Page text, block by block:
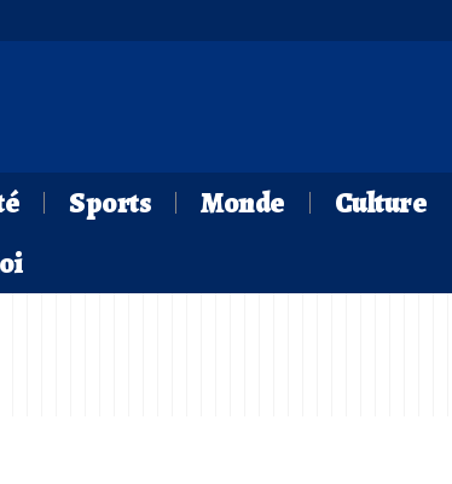
Sports Monde
Culture